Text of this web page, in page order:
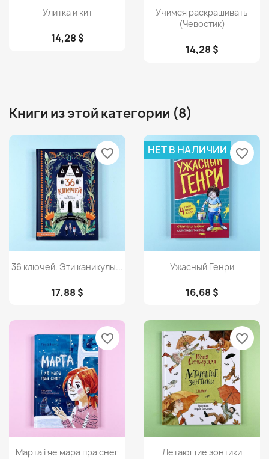
Просмотр
Улитка и кит
14,28 $
Просмотр
Учимся раскрашивать
(Чевостик)
14,28 $
Книги из этой категории (8)
Просмотр
36 ключей. Эти каникулы...
17,88 $
favorite_border
Просмотр
Ужасный Генри
16,68 $
НЕТ В НАЛИЧИИ favorite_border
Просмотр
Марта і яе мара пра снег
favorite_border
Просмотр
Летающие зонтики
favorite_border